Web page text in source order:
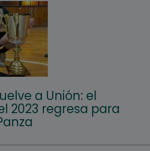
a Unión: el
2023 regresa para